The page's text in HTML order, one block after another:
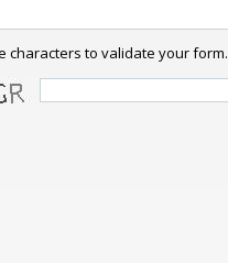
characters to validate your form.